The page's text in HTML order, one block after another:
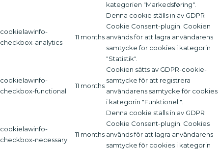
kategorien "Markedsføring".
cookielawinfo-
checkbox-analytics
11 months
Denna cookie ställs in av GDPR
Cookie Consent-plugin. Cookien
används för att lagra användarens
samtycke för cookies i kategorin
"Statistik".
cookielawinfo-
checkbox-functional
11 months
Cookien sätts av GDPR-cookie-
samtycke för att registrera
användarens samtycke för cookies
i kategorin "Funktionell".
cookielawinfo-
checkbox-necessary
11 months
Denna cookie ställs in av GDPR
Cookie Consent-plugin. Cookies
används för att lagra användarens
samtycke för cookies i kategorin